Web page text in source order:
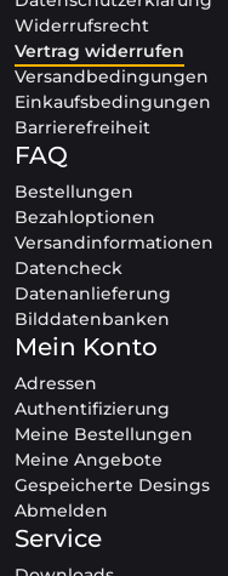
Widerrufsrecht
Vertrag widerrufen
Versandbedingungen
Einkaufsbedingungen
Barrierefreiheit
FAQ
Bestellungen
Bezahloptionen
Versandinformationen
Datencheck
Datenanlieferung
Bilddatenbanken
Mein Konto
Adressen
Authentifizierung
Meine Bestellungen
Meine Angebote
Gespeicherte Desings
Abmelden
Service